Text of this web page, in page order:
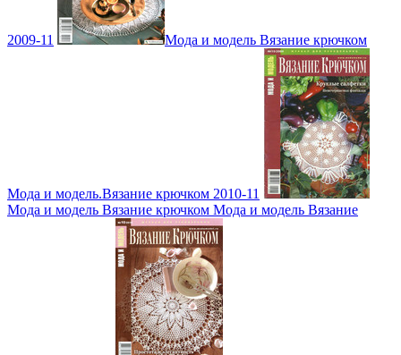
2009-11 Мода и модель Вязание крючком
Мода и модель.Вязание крючком 2010-11
Мода и модель Вязание крючком Мода и модель Вязание